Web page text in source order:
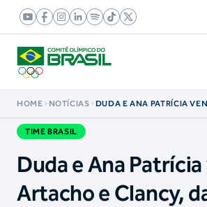
HOME NOTÍCIAS
DUDA E ANA PATRÍCIA
TIME BRASIL
Duda e Ana
Artacho e Clancy,